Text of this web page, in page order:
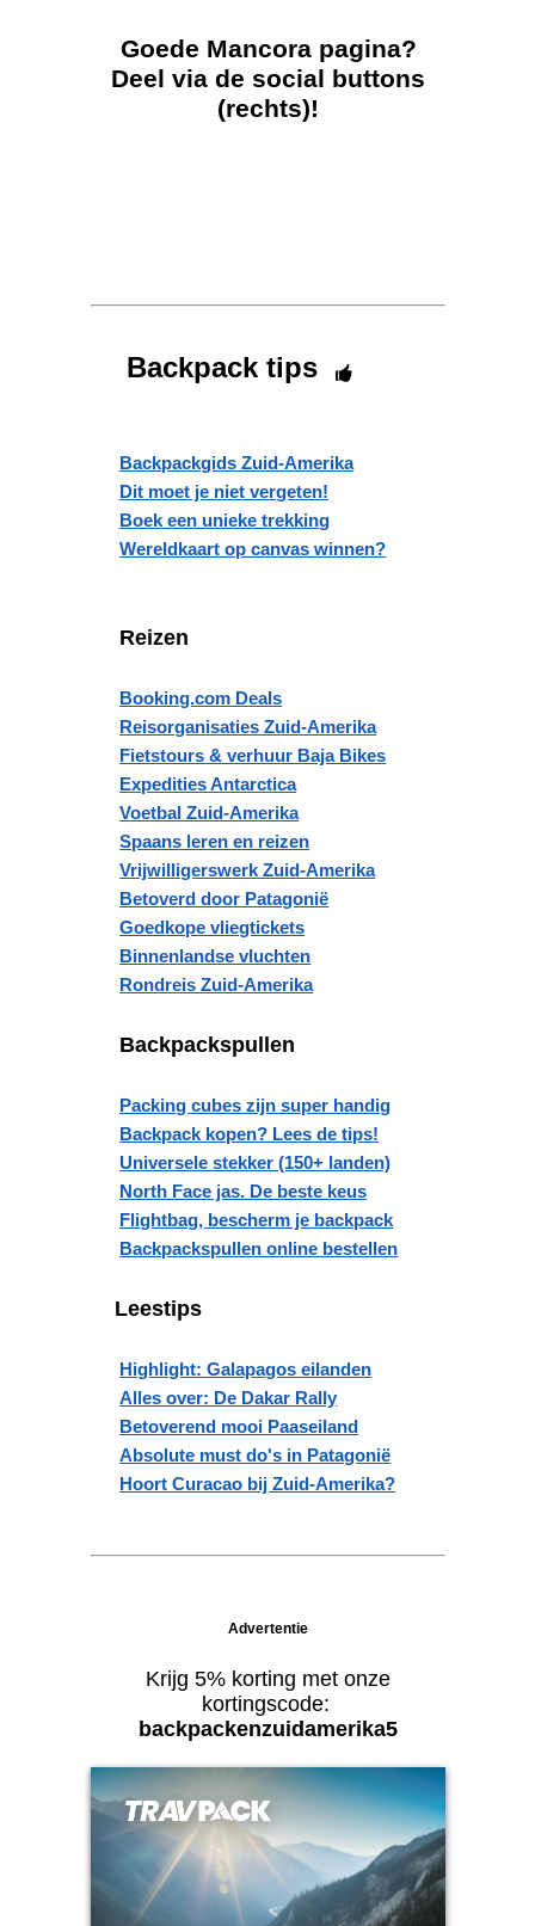
Goede Mancora pagina?
Deel via de social buttons
(rechts)!
Backpack tips
Backpackgids Zuid-Amerika
Dit moet je niet vergeten!
Boek een unieke trekking
Wereldkaart op canvas winnen?
Reizen
Booking.com Deals
Reisorganisaties Zuid-Amerika
Fietstours & verhuur Baja Bikes
Expedities Antarctica
Voetbal Zuid-Amerika
Spaans leren en reizen
Vrijwilligerswerk Zuid-Amerika
Betoverd door Patagonië
Goedkope vliegtickets
Binnenlandse vluchten
Rondreis Zuid-Amerika
Backpackspullen
Packing cubes zijn super handig
Backpack kopen? Lees de tips!
Universele stekker (150+ landen)
North Face jas. De beste keus
Flightbag, bescherm je backpack
Backpackspullen online bestellen
Leestips
Highlight: Galapagos eilanden
Alles over: De Dakar Rally
Betoverend mooi Paaseiland
Absolute must do's in Patagonië
Hoort Curacao bij Zuid-Amerika?
Advertentie
Krijg 5% korting met onze
kortingscode:
backpackenzuidamerika5